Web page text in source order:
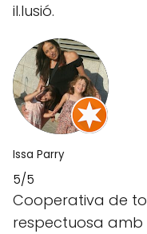
il.lusió.
Issa Parry
5/5
Cooperativa de
respectuosa amb